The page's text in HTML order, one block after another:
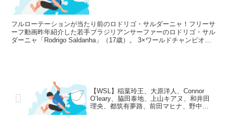
フルローテーションが当たり前のロドリゴ・サルダーニャ！フリーサ
ーフ動画昨年紹介した若手ブラジリアンサーファーのロドリゴ・サル
ダーニャ「Rodrigo Saldanha」（17歳）。 3×ワールドチャンピオン
【WSL】稲葉玲王、大原洋人、Connor
O’leary、脇田泰地、上山キアヌ、和井田
理央、都筑有夢路、前田マヒナ、野中美